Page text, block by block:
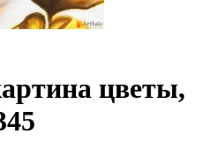
цветы,